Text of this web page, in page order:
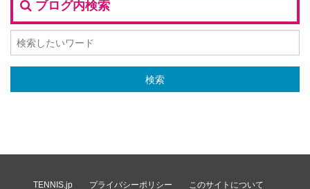
ブログ内検索
TENNIS.jp プライバシーポリシー このサイトについて